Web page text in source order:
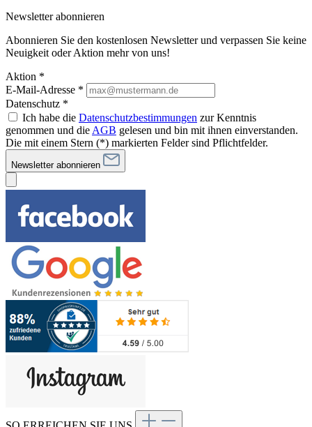
Newsletter abonnieren
Abonnieren Sie den kostenlosen Newsletter und verpassen Sie keine
Neuigkeit oder Aktion mehr von uns!
Aktion *
E-Mail-Adresse *
Datenschutz *
Ich habe die Datenschutzbestimmungen zur Kenntnis
genommen und die AGB gelesen und bin mit ihnen einverstanden.
Die mit einem Stern (*) markierten Felder sind Pflichtfelder.
Newsletter abonnieren